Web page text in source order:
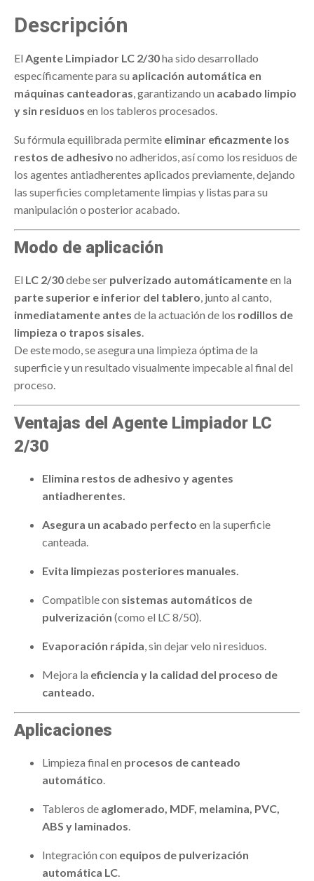
Descripción
El Agente Limpiador LC 2/30ha sido desarrollado
específicamente para su aplicación automática en
máquinas canteadoras, garantizando un acabado limpio
y sin residuos en los tableros procesados.
Su fórmula equilibrada permite eliminar eficazmente los
restos de adhesivo no adheridos, así como los residuos de
los agentes antiadherentes aplicados previamente, dejando
las superficies completamente limpias y listas para su
manipulación o posterior acabado.
Modo de aplicación
El LC 2/30debe ser pulverizado automáticamenteen la
parte superior e inferior del tablero, junto al canto,
inmediatamente antes de la actuación de los rodillos de
limpieza o trapos sisales.
De este modo, se asegura una limpieza óptima de la
superficie y un resultado visualmente impecable al final del
proceso.
Ventajas del Agente Limpiador LC
2/30
Elimina restos de adhesivo y agentes
antiadherentes.
Asegura un acabado perfecto en la superficie
canteada.
Evita limpiezas posteriores manuales.
Compatible con sistemas automáticos de
pulverización (como el LC 8/50).
Evaporación rápida, sin dejar velo ni residuos.
Mejora la eficiencia y la calidad del proceso de
canteado.
Aplicaciones
Limpieza final en procesos de canteado
automático.
Tableros de aglomerado, MDF, melamina, PVC,
ABS y laminados.
Integración con equipos de pulverización
automática LC.